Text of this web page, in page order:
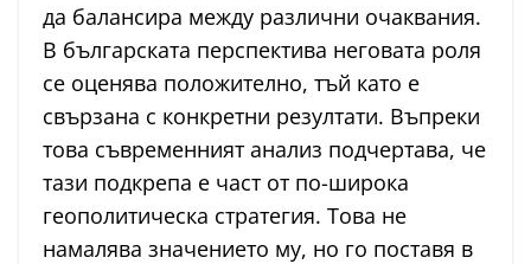
да балансира между различни очаквания.
В българската перспектива неговата роля
се оценява положително, тъй като е
свързана с конкретни резултати. Въпреки
това съвременният анализ подчертава, че
тази подкрепа е част от по-широка
геополитическа стратегия. Това не
намалява значението му, но го поставя в